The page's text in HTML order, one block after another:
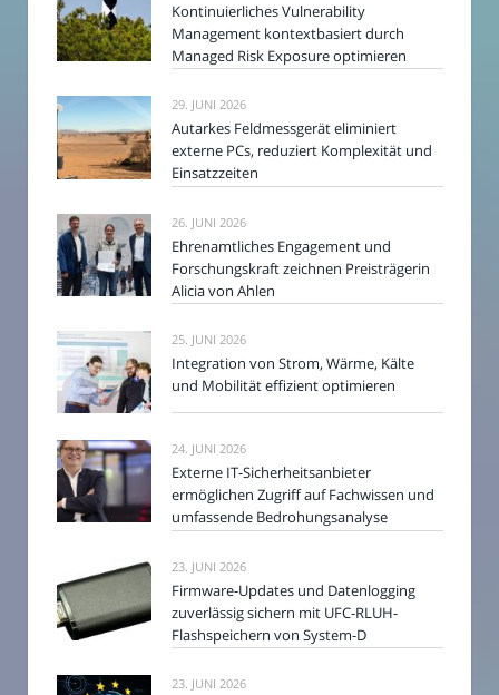
Kontinuierliches Vulnerability
Management kontextbasiert durch
Managed Risk Exposure optimieren
29. JUNI 2026
Autarkes Feldmessgerät eliminiert
externe PCs, reduziert Komplexität und
Einsatzzeiten
26. JUNI 2026
Ehrenamtliches Engagement und
Forschungskraft zeichnen Preisträgerin
Alicia von Ahlen
25. JUNI 2026
Integration von Strom, Wärme, Kälte
und Mobilität effizient optimieren
24. JUNI 2026
Externe IT-Sicherheitsanbieter
ermöglichen Zugriff auf Fachwissen und
umfassende Bedrohungsanalyse
23. JUNI 2026
Firmware-Updates und Datenlogging
zuverlässig sichern mit UFC-RLUH-
Flashspeichern von System-D
23. JUNI 2026